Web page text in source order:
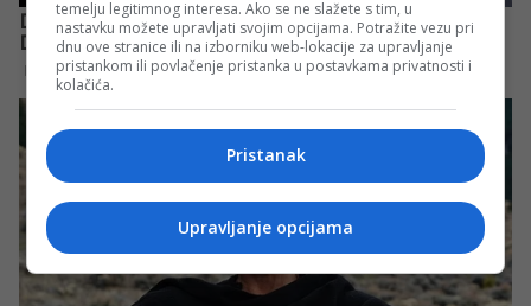
temelju legitimnog interesa. Ako se ne slažete s tim, u
nastavku možete upravljati svojim opcijama. Potražite vezu pri
dnu ove stranice ili na izborniku web-lokacije za upravljanje
pristankom ili povlačenje pristanka u postavkama privatnosti i
kolačića.
Pristanak
Upravljanje opcijama